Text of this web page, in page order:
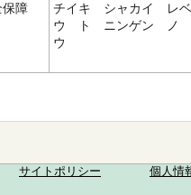
保障
チイキ シャカイ レ
ウ ト ニンゲン ノ
ウ
サイトポリシー 個人情